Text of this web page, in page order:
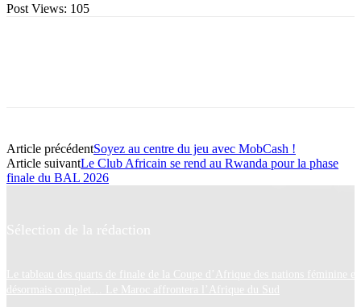
Post Views: 105
Article précédentSoyez au centre du jeu avec MobCash !
Article suivantLe Club Africain se rend au Rwanda pour la phase
finale du BAL 2026
Sélection de la rédaction
Le tableau des quarts de finale de la Coupe d’Afrique des nations féminine
désormais complet… Le Maroc affrontera l’Afrique du Sud